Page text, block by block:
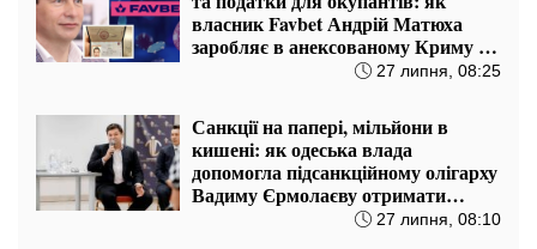
власник Favbet Андрій Матюха
заробляє в анексованому Криму та
27 липня, 08:25
Санкції на папері, мільйони в
кишені: як одеська влада
допомогла підсанкційному олігарху
Вадиму Єрмолаєву отримати
стратегічну держземлю в обхід
27 липня, 08:10